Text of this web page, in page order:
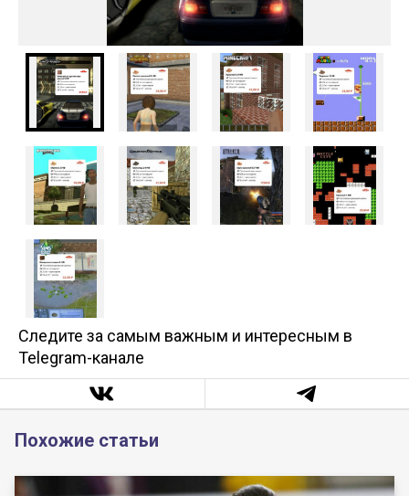
Следите за самым важным и интересным в
Telegram-канале
Похожие статьи